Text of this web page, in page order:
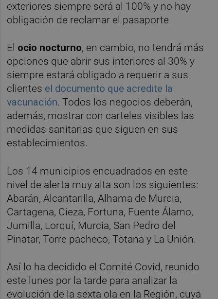
exteriores siempre será al 100% y no hay
obligación de reclamar el pasaporte.
El ocio nocturno, en cambio, no tendrá más
opciones que abrir sus interiores al 30% y
siempre estará obligado a requerir a sus
clientes el documento que acredite la
vacunación. Todos los negocios deberán,
además, mostrar con carteles visibles las
medidas sanitarias que siguen en sus
establecimientos.
Los 14 municipios encuadrados en este
nivel de alerta muy alta son los siguientes:
Abarán, Alcantarilla, Alhama de Murcia,
Cartagena, Cieza, Fortuna, Fuente Álamo,
Jumilla, Lorquí, Murcia, San Pedro del
Pinatar, Torre pacheco, Totana y La Unión.
Así lo ha decidido el Comité Covid, reunido
este lunes por la tarde para analizar la
evolución de la sexta ola en la Región, cuya